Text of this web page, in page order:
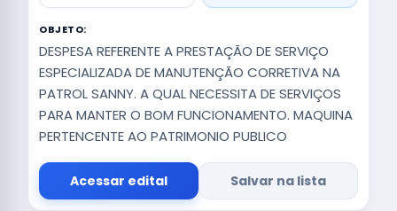
OBJETO:
DESPESA REFERENTE A PRESTAÇÃO DE SERVIÇO
ESPECIALIZADA DE MANUTENÇÃO CORRETIVA NA
PATROL SANNY. A QUAL NECESSITA DE SERVIÇOS
PARA MANTER O BOM FUNCIONAMENTO. MAQUINA
PERTENCENTE AO PATRIMONIO PUBLICO
Acessar edital Salvar na lista